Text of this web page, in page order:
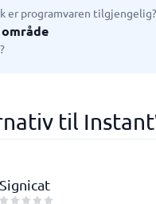
er programvaren tilgjengelig?
til
Signicat